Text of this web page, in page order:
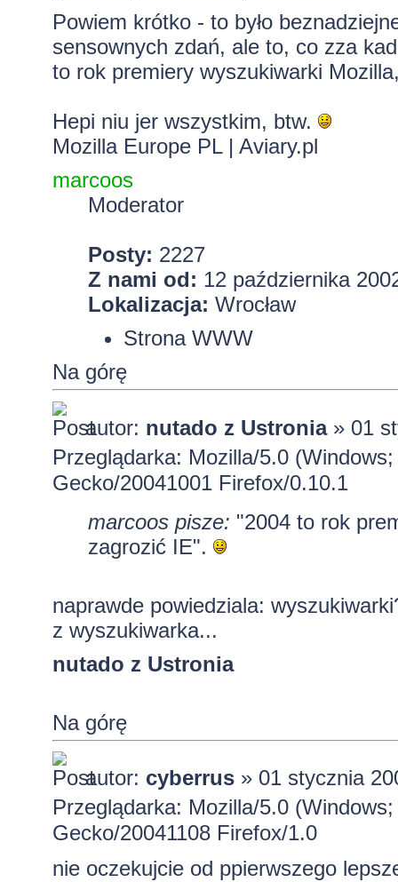
Powiem krótko - to było
sensownych zdań, ale to, co zza
to rok premiery wyszukiwarki
Hepi niu jer wszystkim, btw.
Mozilla Europe PL| Aviary.pl
marcoos
Moderator
Posty: 2227
Z nami od: 12 października
Lokalizacja: Wrocław
Strona WWW
Na górę
autor: nutado z Ustronia» 01
Przeglądarka: Mozilla/5.0
Gecko/20041001 Firefox/0.10.1
marcoos pisze: "2004 to rok
zagrozić IE".
naprawde powiedziala:
z wyszukiwarka...
nutado z Ustronia
Na górę
autor: cyberrus» 01 stycznia
Przeglądarka: Mozilla/5.0
Gecko/20041108 Firefox/1.0
nie oczekujcie od ppierwszego